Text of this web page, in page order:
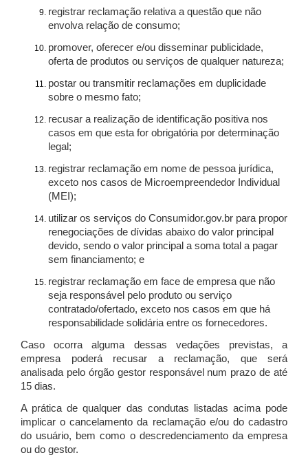
registrar reclamação relativa a questão que não
envolva relação de consumo;
promover, oferecer e/ou disseminar publicidade,
oferta de produtos ou serviços de qualquer natureza;
postar ou transmitir reclamações em duplicidade
sobre o mesmo fato;
recusar a realização de identificação positiva nos
casos em que esta for obrigatória por determinação
legal;
registrar reclamação em nome de pessoa jurídica,
exceto nos casos de Microempreendedor Individual
(MEI);
utilizar os serviços do Consumidor.gov.br para propor
renegociações de dívidas abaixo do valor principal
devido, sendo o valor principal a soma total a pagar
sem financiamento; e
registrar reclamação em face de empresa que não
seja responsável pelo produto ou serviço
contratado/ofertado, exceto nos casos em que há
responsabilidade solidária entre os fornecedores.
Caso ocorra alguma dessas vedações previstas, a
empresa poderá recusar a reclamação, que será
analisada pelo órgão gestor responsável num prazo de até
15 dias.
A prática de qualquer das condutas listadas acima pode
implicar o cancelamento da reclamação e/ou do cadastro
do usuário, bem como o descredenciamento da empresa
ou do gestor.